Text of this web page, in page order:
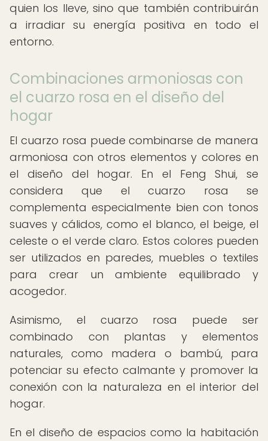
quien los lleve, sino que también contribuirán
a irradiar su energía positiva en todo el
entorno.
Combinaciones armoniosas con
el cuarzo rosa en el diseño del
hogar
El cuarzo rosa puede combinarse de manera
armoniosa con otros elementos y colores en
el diseño del hogar. En el Feng Shui, se
considera que el cuarzo rosa se
complementa especialmente bien con tonos
suaves y cálidos, como el blanco, el beige, el
celeste o el verde claro. Estos colores pueden
ser utilizados en paredes, muebles o textiles
para crear un ambiente equilibrado y
acogedor.
Asimismo, el cuarzo rosa puede ser
combinado con plantas y elementos
naturales, como madera o bambú, para
potenciar su efecto calmante y promover la
conexión con la naturaleza en el interior del
hogar.
En el diseño de espacios como la habitación